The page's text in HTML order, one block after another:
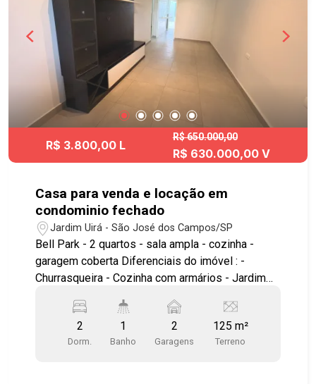
R$ 3.800,00 L
R$ 650.000,00
R$ 630.000,00 V
Casa para venda e locação em
condominio fechado
Jardim Uirá - São José dos Campos/SP
Bell Park - 2 quartos - sala ampla - cozinha -
garagem coberta Diferenciais do imóvel : -
Churrasqueira - Cozinha com armários - Jardim
localização, facil acesso as principais vias da
2
Dorm.
1
Banho
2
Garagens
125 m²
Terreno